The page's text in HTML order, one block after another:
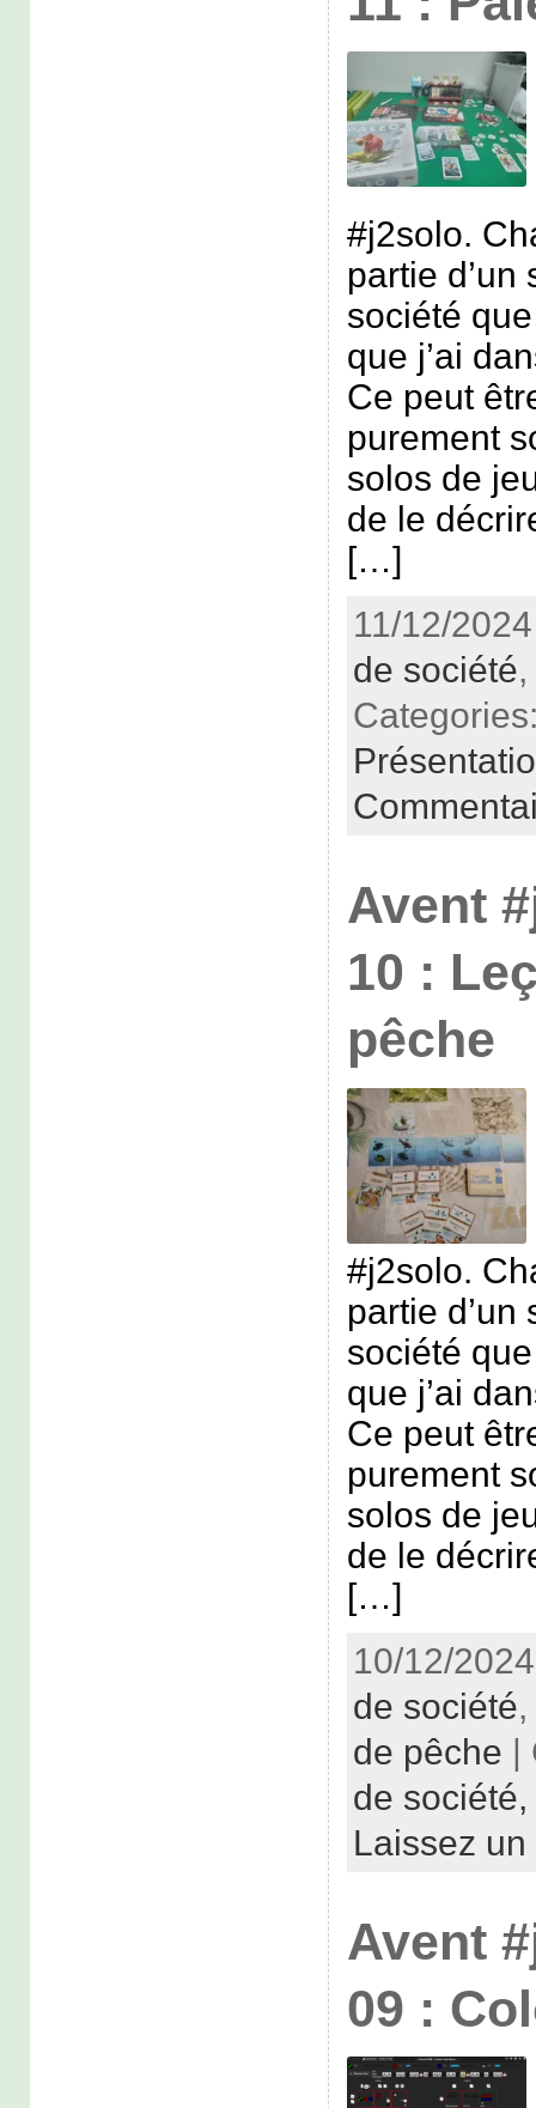
#j2solo.
partie d’un
société
que j’ai
Ce peut
purement
solos de
de le
[…]
11/12/
de société,
Avent
10 :
pêche
#j2solo.
partie d’un
société
que j’ai
Ce peut
purement
solos de
de le
[…]
10/12/
de société,
de pêche |
de société,
Laissez
Avent
09 :